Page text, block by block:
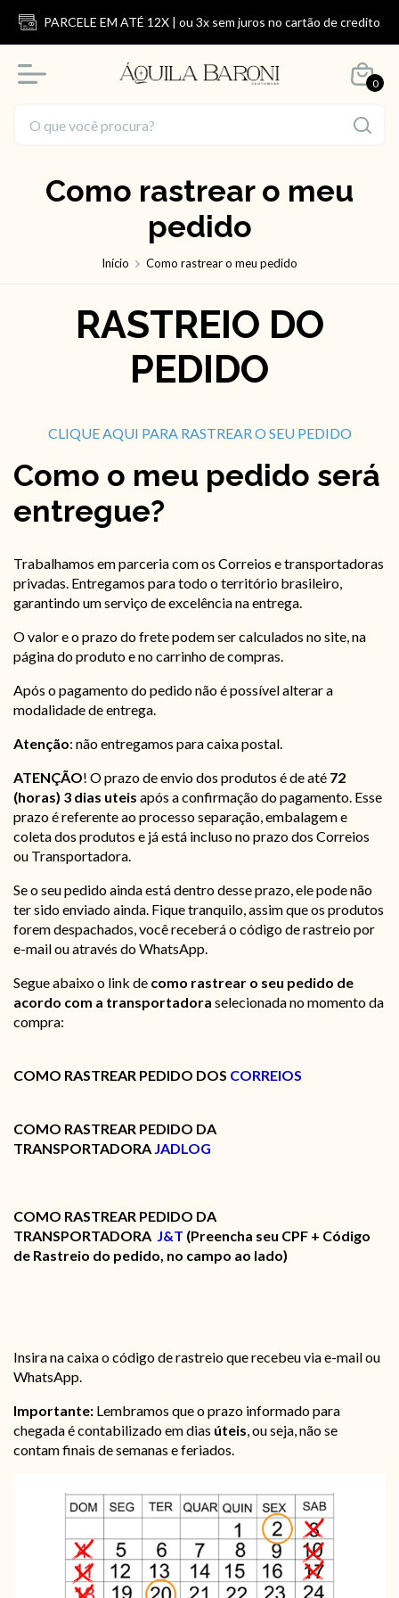
PARCELE EM ATÉ 12X | ou 3x sem juros no cartão de credito
0
Como rastrear o meu
pedido
Início Como rastrear o meu pedido
RASTREIO DO
PEDIDO
CLIQUE AQUI PARA RASTREAR O SEU PEDIDO
Como o meu pedido será
entregue?
Trabalhamos em parceria com os Correios e transportadoras
privadas. Entregamos para todo o território brasileiro,
garantindo um serviço de excelência na entrega.
O valor e o prazo do frete podem ser calculados no site, na
página do produto e no carrinho de compras.
Após o pagamento do pedido não é possível alterar a
modalidade de entrega.
Atenção: não entregamos para caixa postal.
ATENÇÃO! O prazo de envio dos produtos é de até 72
(horas) 3 dias uteis após a confirmação do pagamento. Esse
prazo é referente ao processo separação, embalagem e
coleta dos produtos e já está incluso no prazo dos Correios
ou Transportadora.
Se o seu pedido ainda está dentro desse prazo, ele pode não
ter sido enviado ainda. Fique tranquilo, assim que os produtos
forem despachados, você receberá o código de rastreio por
e-mail ou através do WhatsApp.
Segue abaixo o link de como rastrear o seu pedido de
acordo com a transportadora selecionada no momento da
compra:
COMO RASTREAR PEDIDO DOS CORREIOS
COMO RASTREAR PEDIDO DA
TRANSPORTADORA JADLOG
COMO RASTREAR PEDIDO DA
TRANSPORTADORA J&T (Preencha seu CPF + Código
de Rastreio do pedido, no campo ao lado)
Insira na caixa o código de rastreio que recebeu via e-mail ou
WhatsApp.
Importante: Lembramos que o prazo informado para
chegada é contabilizado em dias úteis, ou seja, não se
contam finais de semanas e feriados.